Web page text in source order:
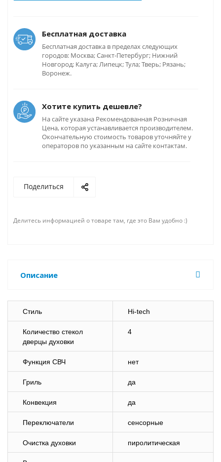
Бесплатная доставка
Бесплатная доставка в пределах следующих
городов: Москва; Санкт-Петербург; Нижний
Новгород; Калуга; Липецк; Тула; Тверь; Рязань;
Воронеж.
Хотите купить дешевле?
На сайте указана Рекомендованная Розничная
Цена, которая устанавливается производителем.
Окончательную стоимость товаров уточняйте у
операторов по указанным на сайте контактам.
Поделиться
Делитесь информацией о товаре там, где это Вам удобно :)
Описание
Стиль Hi-tech
Количество стекол
дверцы духовки
4
Функция СВЧ нет
Гриль да
Конвекция да
Переключатели сенсорные
Очистка духовки пиролитическая